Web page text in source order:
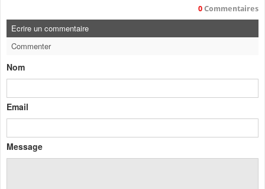
0 Commentaires
Ecrire un commentaire
Commenter
Nom
Email
Message